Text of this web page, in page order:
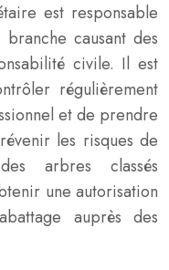
est responsable
causant des
civile. Il est
régulièrement
et de prendre
les risques de
arbres classés
une autorisation
auprès des